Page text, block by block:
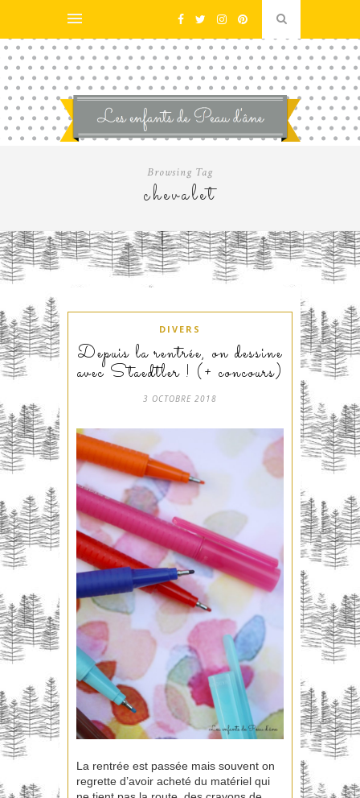
Browsing Tag
chevalet
DIVERS
Depuis la rentrée, on dessine
avec Staedtler ! (+ concours)
3 OCTOBRE 2018
La rentrée est passée mais souvent on
regrette d’avoir acheté du matériel qui